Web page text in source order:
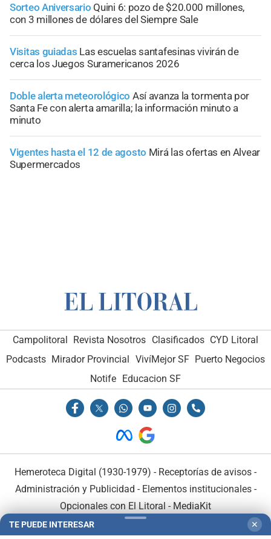
Sorteo Aniversario Quini 6: pozo de $20.000 millones,
con 3 millones de dólares del Siempre Sale
Visitas guiadas Las escuelas santafesinas vivirán de
cerca los Juegos Suramericanos 2026
Doble alerta meteorológico Así avanza la tormenta por
Santa Fe con alerta amarilla; la información minuto a
minuto
Vigentes hasta el 12 de agosto Mirá las ofertas en Alvear
Supermercados
Campolitoral Revista Nosotros Clasificados CYD Litoral
Podcasts Mirador Provincial VivíMejor SF Puerto Negocios
Notife Educacion SF
Hemeroteca Digital (1930-1979) - Receptorías de avisos -
Administración y Publicidad - Elementos institucionales-
Opcionales con El Litoral - MediaKit
TE PUEDE INTERESAR ✕